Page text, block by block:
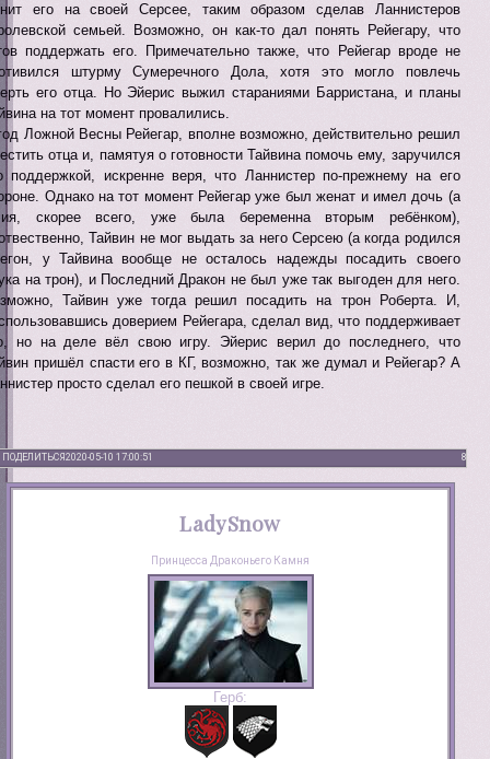
его на своей Серсее, таким образом сделав Ланнистеров
семьей. Возможно, он как-то дал понять Рейегару, что
поддержать его. Примечательно также, что Рейегар вроде не
штурму Сумеречного Дола, хотя это могло повлечь
его отца. Но Эйерис выжил стараниями Барристана, и планы
на тот момент провалились.
Ложной Весны Рейегар, вполне возможно, действительно решил
отца и, памятуя о готовности Тайвина помочь ему, заручился
поддержкой, искренне веря, что Ланнистер по-прежнему на его
Однако на тот момент Рейегар уже был женат и имел дочь (а
скорее всего, уже была беременна вторым ребёнком),
Тайвин не мог выдать за него Серсею (а когда родился
у Тайвина вообще не осталось надежды посадить своего
на трон), и Последний Дракон не был уже так выгоден для него.
Тайвин уже тогда решил посадить на трон Роберта. И,
доверием Рейегара, сделал вид, что поддерживает
но на деле вёл свою игру. Эйерис верил до последнего, что
пришёл спасти его в КГ, возможно, так же думал и Рейегар? А
просто сделал его пешкой в своей игре.
ПОДЕЛИТЬСЯ 8
2020-05-10 17:00:51
LadySnow
Принцесса Драконьего Камня
Герб: